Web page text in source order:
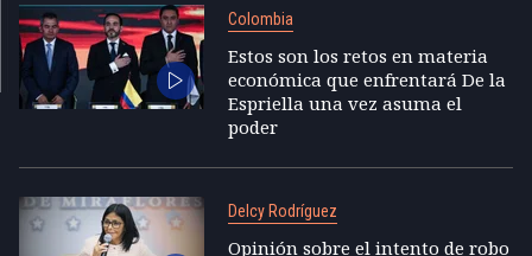
Colombia
Estos son los retos en materia
económica que enfrentará De la
Espriella una vez asuma el
poder
Delcy Rodríguez
Opinión sobre el intento de robo